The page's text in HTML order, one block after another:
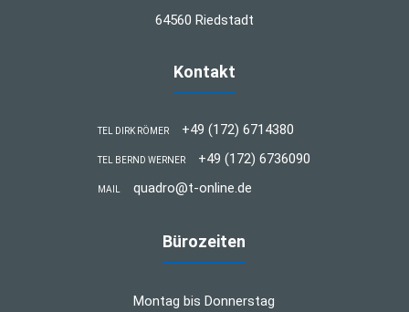
64560 Riedstadt
Kontakt
TEL DIRK RÖMER +49 (172) 6714380
TEL BERND WERNER +49 (172) 6736090
MAIL quadro@t-online.de
Bürozeiten
Montag bis Donnerstag